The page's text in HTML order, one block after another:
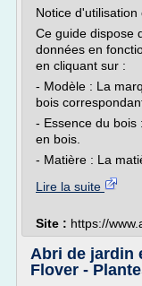
Notice
Ce guide dispose
données en
en cliquant sur :
- Modèle : La
bois
- Essence du bois
en bois.
- Matière : La
Lire la suite
Site : https://
Abri de jardin
Flover -